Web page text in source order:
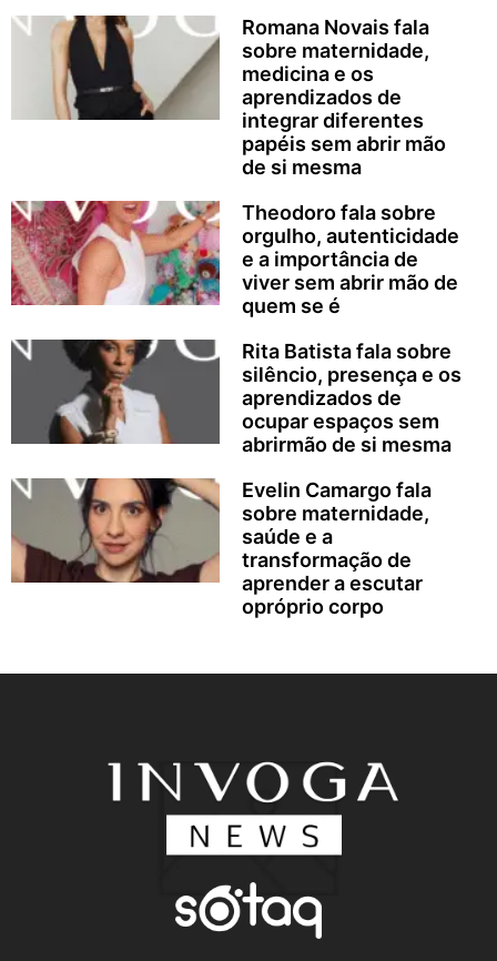
Romana Novais fala
sobre maternidade,
medicina e os
aprendizados de
integrar diferentes
papéis sem abrir mão
de si mesma
Theodoro fala sobre
orgulho, autenticidade
e a importância de
viver sem abrir mão de
quem se é
Rita Batista fala sobre
silêncio, presença e os
aprendizados de
ocupar espaços sem
abrirmão de si mesma
Evelin Camargo fala
sobre maternidade,
saúde e a
transformação de
aprender a escutar
opróprio corpo